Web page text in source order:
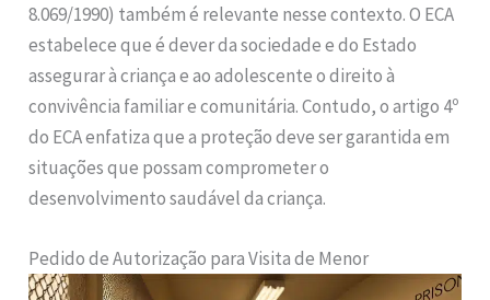
8.069/1990) também é relevante nesse contexto. O ECA
estabelece que é dever da sociedade e do Estado
assegurar à criança e ao adolescente o direito à
convivência familiar e comunitária. Contudo, o artigo 4º
do ECA enfatiza que a proteção deve ser garantida em
situações que possam comprometer o
desenvolvimento saudável da criança.
Pedido de Autorização para Visita de Menor